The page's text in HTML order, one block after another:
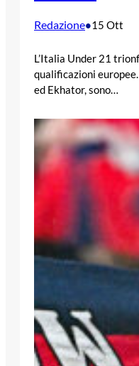
Redazione•15 Ott
L’Italia Under 21
qualificazioni
ed Ekhator, sono…